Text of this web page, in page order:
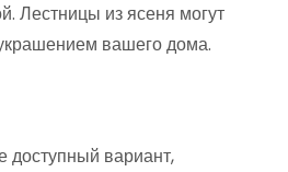
Лестницы из ясеня могут
вашего дома.
доступный вариант,